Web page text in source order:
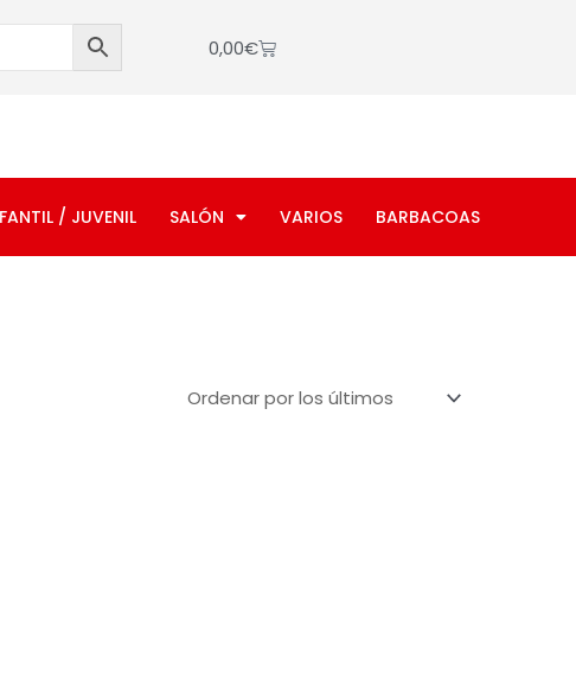
0,00€Cart
/ JUVENIL SALÓN VARIOS BARBACOAS